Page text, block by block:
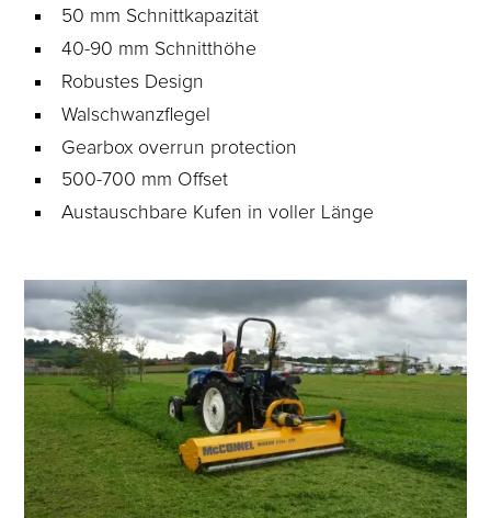
50 mm Schnittkapazität
40-90 mm Schnitthöhe
Robustes Design
Walschwanzflegel
Gearbox overrun protection
500-700 mm Offset
Austauschbare Kufen in voller Länge